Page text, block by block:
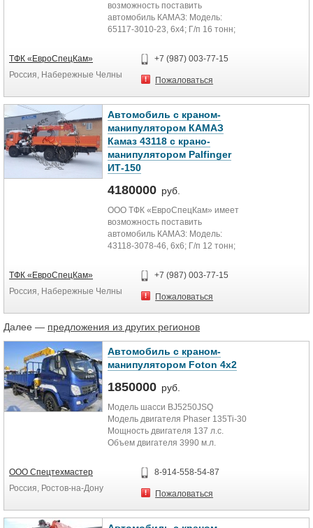
возможность поставить
автомобиль КАМАЗ: Модель:
65117-3010-23, 6х4; Г/п 16 тонн;
ТФК «ЕвроСпецКам»
Россия, Набережные Челны
+7 (987) 003-77-15
Пожаловаться
Автомобиль с краном-
манипулятором КАМАЗ
Камаз 43118 с крано-
манипулятором Palfinger
ИТ-150
4180000 руб.
ООО ТФК «ЕвроСпецКам» имеет
возможность поставить
автомобиль КАМАЗ: Модель:
43118-3078-46, 6х6; Г/п 12 тонн;
ТФК «ЕвроСпецКам»
Россия, Набережные Челны
+7 (987) 003-77-15
Пожаловаться
Далее — предложения из других регионов
Автомобиль с краном-
манипулятором Foton 4х2
1850000 руб.
Модель шасси BJ5250JSQ
Модель двигателя Phaser 135Ti-30
Мощность двигателя 137 л.с.
Объем двигателя 3990 м.л.
Стандарт качества Евро-4
Максимальная скорость 85 км/ч.
Снаряженная масса 6400 кг.
SQ3.2S
ООО Спецтехмастер
Россия, Ростов-на-Дону
8-914-558-54-87
Пожаловаться